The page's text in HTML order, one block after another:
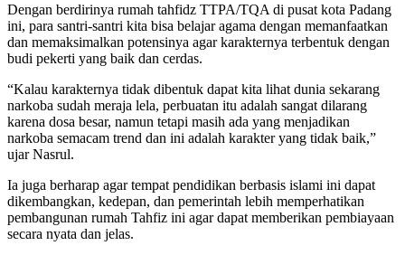
Dengan berdirinya rumah tahfidz TTPA/TQA di pusat kota Padang
ini, para santri-santri kita bisa belajar agama dengan memanfaatkan
dan memaksimalkan potensinya agar karakternya terbentuk dengan
budi pekerti yang baik dan cerdas.
“Kalau karakternya tidak dibentuk dapat kita lihat dunia sekarang
narkoba sudah meraja lela, perbuatan itu adalah sangat dilarang
karena dosa besar, namun tetapi masih ada yang menjadikan
narkoba semacam trend dan ini adalah karakter yang tidak baik,”
ujar Nasrul.
Ia juga berharap agar tempat pendidikan berbasis islami ini dapat
dikembangkan, kedepan, dan pemerintah lebih memperhatikan
pembangunan rumah Tahfiz ini agar dapat memberikan pembiayaan
secara nyata dan jelas.